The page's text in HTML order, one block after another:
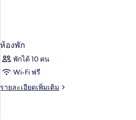
ห้องพัก
พักได้ 10 คน
Wi-Fi ฟรี
รายละเอียดเพิ่มเติม
ราย